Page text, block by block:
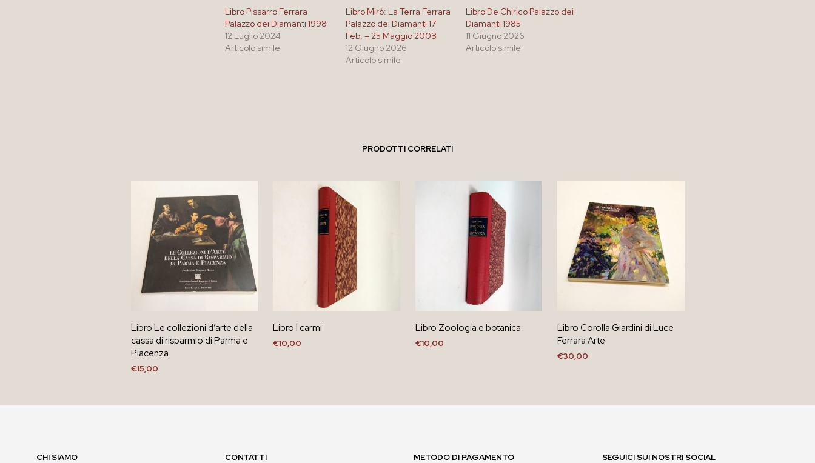
Libro Pissarro Ferrara
Palazzo dei Diamanti 1998
12 Luglio 2024
Articolo simile
Libro Mirò: La Terra Ferrara
Palazzo dei Diamanti 17
Feb. – 25 Maggio 2008
12 Giugno 2026
Articolo simile
Libro De Chirico Palazzo dei
Diamanti 1985
11 Giugno 2026
Articolo simile
PRODOTTI CORRELATI
Libro Le collezioni d’arte della
cassa di risparmio di Parma e
Piacenza
€15,00
Libro I carmi
€10,00
Libro Zoologia e botanica
€10,00
Libro Corolla Giardini di Luce
Ferrara Arte
€30,00
CHI SIAMO CONTATTI METODO DI PAGAMENTO SEGUICI SUI NOSTRI SOCIAL